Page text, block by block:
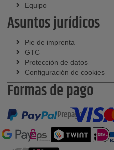
Equipo
Asuntos jurídicos
Pie de imprenta
GTC
Protección de datos
Configuración de cookies
Formas de pago
Prepago